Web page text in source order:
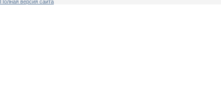
Полная версия сайта